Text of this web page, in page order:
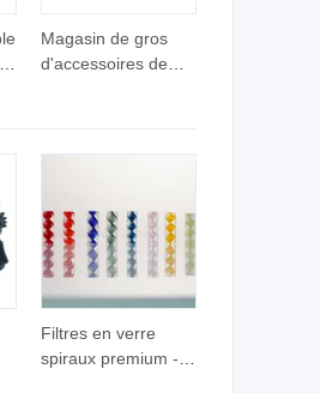
Magasin de gros
d'accessoires de
Filtres en verre
spiraux premium -